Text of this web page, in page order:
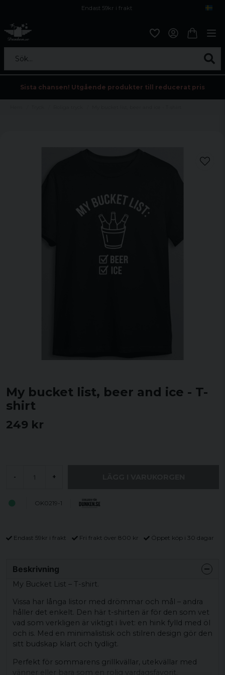
Endast 59kr i frakt
Sök...
Sista chansen! Utgående produkter till reducerat pris
My bucket list, beer and ice - T-
shirt
249 kr
- +
OK0219-1
Endast 59kr i frakt Fri frakt över 800 kr Öppet köp i 30 dagar
Beskrivning
My Bucket List – T-shirt.
Vissa har långa listor med drömmar och mål – andra
håller det enkelt. Den här t-shirten är för den som vet
vad som verkligen är viktigt i livet: en hink fylld med öl
och is. Med en minimalistisk och stilren design gör den
sitt budskap klart och tydligt.
Perfekt för sommarens grillkvällar, utekvällar med
vänner eller bara som en rolig vardagsfavorit.